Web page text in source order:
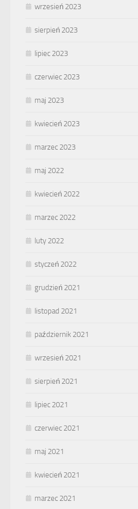
wrzesień 2023
sierpień 2023
lipiec 2023
czerwiec 2023
maj 2023
kwiecień 2023
marzec 2023
maj 2022
kwiecień 2022
marzec 2022
luty 2022
styczeń 2022
grudzień 2021
listopad 2021
październik 2021
wrzesień 2021
sierpień 2021
lipiec 2021
czerwiec 2021
maj 2021
kwiecień 2021
marzec 2021